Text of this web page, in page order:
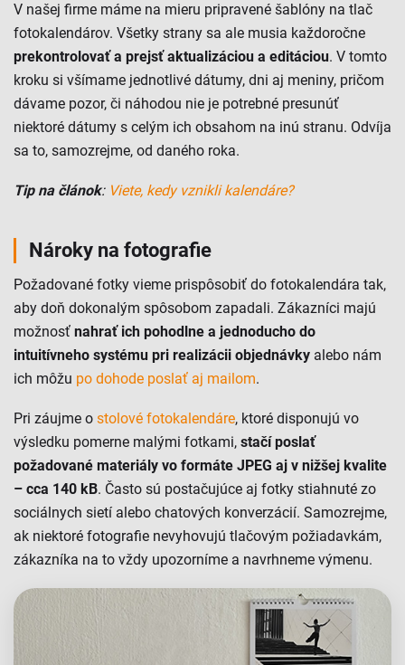
V našej firme máme na mieru pripravené šablóny na tlač
fotokalendárov. Všetky strany sa ale musia každoročne
prekontrolovať a prejsť aktualizáciou a editáciou. V tomto
kroku si všímame jednotlivé dátumy, dni aj meniny, pričom
dávame pozor, či náhodou nie je potrebné presunúť
niektoré dátumy s celým ich obsahom na inú stranu. Odvíja
sa to, samozrejme, od daného roka.
Tip na článok: Viete, kedy vznikli kalendáre?
Nároky na fotografie
Požadované fotky vieme prispôsobiť do fotokalendára tak,
aby doň dokonalým spôsobom zapadali. Zákazníci majú
možnosť nahrať ich pohodlne a jednoducho do
intuitívneho systému pri realizácii objednávky alebo nám
ich môžu po dohode poslať aj mailom.
Pri záujme o stolové fotokalendáre, ktoré disponujú vo
výsledku pomerne malými fotkami, stačí poslať
požadované materiály vo formáte JPEG aj v nižšej kvalite
– cca 140 kB. Často sú postačujúce aj fotky stiahnuté zo
sociálnych sietí alebo chatových konverzácií. Samozrejme,
ak niektoré fotografie nevyhovujú tlačovým požiadavkám,
zákazníka na to vždy upozorníme a navrhneme výmenu.